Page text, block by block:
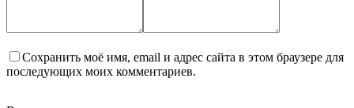
Сохранить моё имя, email и адрес сайта в этом браузере для
последующих моих комментариев.